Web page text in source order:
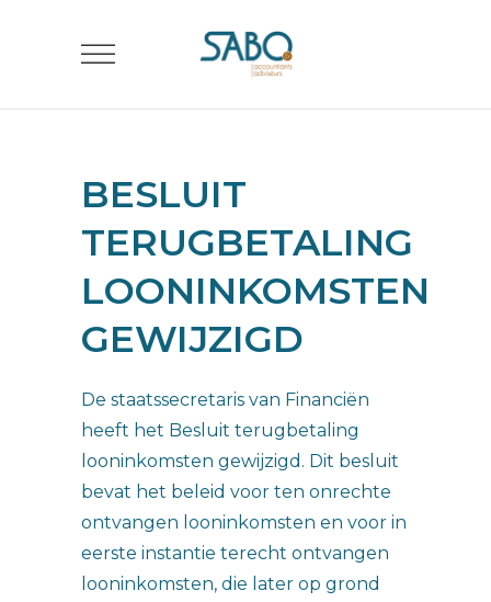
BESLUIT
TERUGBETALING
LOONINKOMSTEN
GEWIJZIGD
De staatssecretaris van Financiën
heeft het Besluit terugbetaling
looninkomsten gewijzigd. Dit besluit
bevat het beleid voor ten onrechte
ontvangen looninkomsten en voor in
eerste instantie terecht ontvangen
looninkomsten, die later op grond